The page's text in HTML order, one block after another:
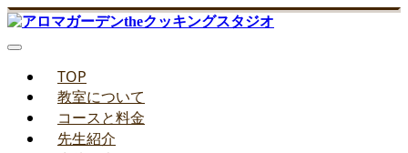
TOP
教室について
コースと料金
先生紹介